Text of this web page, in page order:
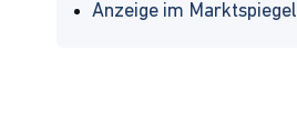
Anzeige im Marktspiegel